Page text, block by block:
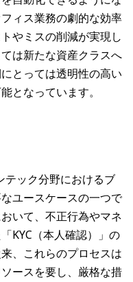
ィス業務の劇的な効率
やミスの削減が実現し
は新たな資産クラスへ
とっては透明性の高い
となっています。
テック分野におけるブ
ユースケースの一つで
いて、不正行為やマネ
KYC（本人確認）」の
、これらのプロセスは
ースを要し、厳格な措